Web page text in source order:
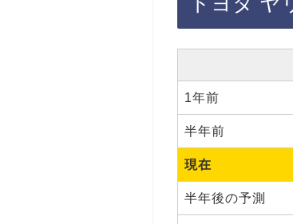
1年前
半年前
現在
半年後の予測